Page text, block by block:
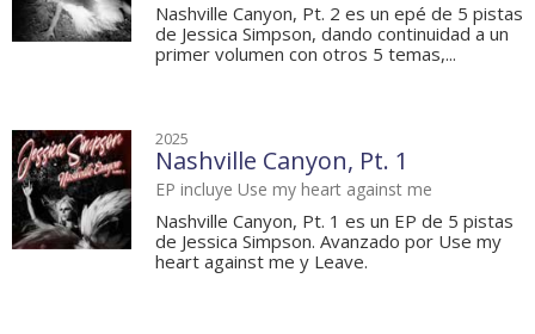
Nashville Canyon, Pt. 2 es un epé de 5 pistas
de Jessica Simpson, dando continuidad a un
primer volumen con otros 5 temas,...
2025
Nashville Canyon, Pt. 1
EP incluye Use my heart against me
Nashville Canyon, Pt. 1 es un EP de 5 pistas
de Jessica Simpson. Avanzado por Use my
heart against me y Leave.